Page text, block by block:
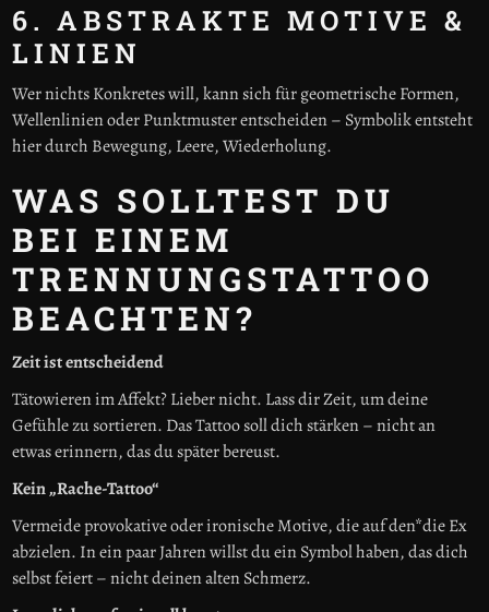
6. ABSTRAKTE MOTIVE &
LINIEN
Wer nichts Konkretes will, kann sich für geometrische Formen,
Wellenlinien oder Punktmuster entscheiden – Symbolik entsteht
hier durch Bewegung, Leere, Wiederholung.
WAS SOLLTEST DU
BEI EINEM
TRENNUNGSTATTOO
BEACHTEN?
Zeit ist entscheidend
Tätowieren im Affekt? Lieber nicht. Lass dir Zeit, um deine
Gefühle zu sortieren. Das Tattoo soll dich stärken – nicht an
etwas erinnern, das du später bereust.
Kein „Rache-Tattoo“
Vermeide provokative oder ironische Motive, die auf den*die Ex
abzielen. In ein paar Jahren willst du ein Symbol haben, das dich
selbst feiert – nicht deinen alten Schmerz.